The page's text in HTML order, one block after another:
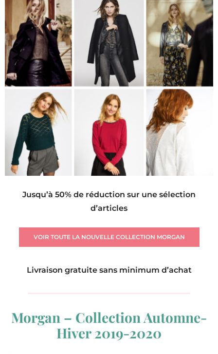
Jusqu’à 50% de réduction sur une sélection
d’articles
VOIR TOUTE LA NOUVELLE COLLECTION MORGAN
Livraison gratuite sans minimum d’achat
Morgan – Collection Automne-
Hiver 2019-2020